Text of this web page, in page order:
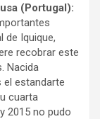
(Portugal):
de Iquique,
recobrar este
Nacida
el estandarte
cuarta
2015 no pudo